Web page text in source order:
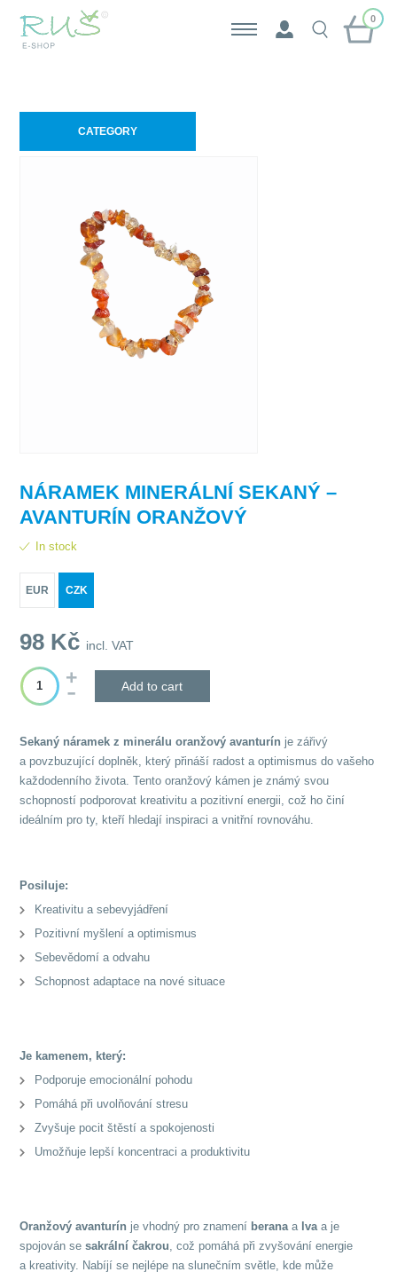
0
CATEGORY
NÁRAMEK MINERÁLNÍ SEKANÝ –
AVANTURÍN ORANŽOVÝ
In stock
EUR CZK
98 Kč incl. VAT
Add to cart
Sekaný náramek z minerálu oranžový avanturín je zářivý
a povzbuzující doplněk, který přináší radost a optimismus do vašeho
každodenního života. Tento oranžový kámen je známý svou
schopností podporovat kreativitu a pozitivní energii, což ho činí
ideálním pro ty, kteří hledají inspiraci a vnitřní rovnováhu.
Posiluje:
Kreativitu a sebevyjádření
Pozitivní myšlení a optimismus
Sebevědomí a odvahu
Schopnost adaptace na nové situace
Je kamenem, který:
Podporuje emocionální pohodu
Pomáhá při uvolňování stresu
Zvyšuje pocit štěstí a spokojenosti
Umožňuje lepší koncentraci a produktivitu
Oranžový avanturín je vhodný pro znamení beranaa lvaa je
spojován sesakrální čakrou, což pomáhá při zvyšování energie
a kreativity. Nabíjí se nejlépe na slunečním světle, kde může